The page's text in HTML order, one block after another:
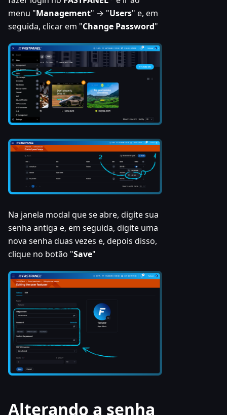
menu "Management" → "Users" e, em
seguida, clicar em "Change Password"
Na janela modal que se abre, digite sua
senha antiga e, em seguida, digite uma
nova senha duas vezes e, depois disso,
clique no botão "Save"
Alterando a senha